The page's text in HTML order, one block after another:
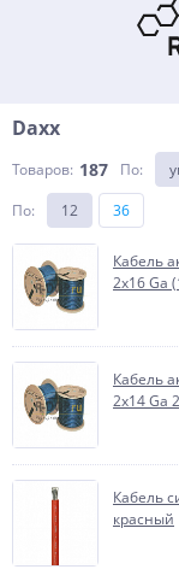
Daxx
Товаров: 187 По:
По: 12 36
Кабель
2х16 Ga
Кабель
2х14 Ga
Кабель
красный